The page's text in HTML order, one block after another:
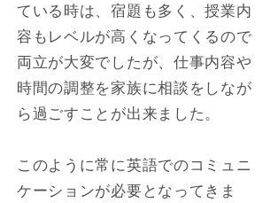
ている時は、宿題も多く、授業内
容もレベルが高くなってくるので
両立が大変でしたが、仕事内容や
時間の調整を家族に相談をしなが
ら過ごすことが出来ました。
このように常に英語でのコミュニ
ケーションが必要となってきま